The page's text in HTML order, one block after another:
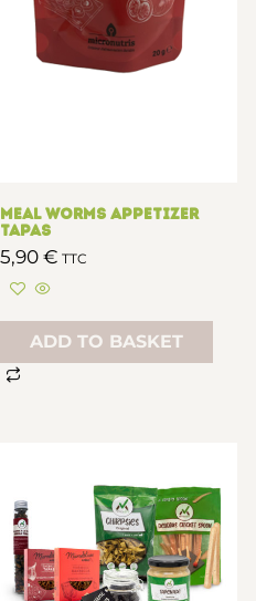
Meal worms appetizer
Tapas
5,90€ TTC
ADD TO BASKET